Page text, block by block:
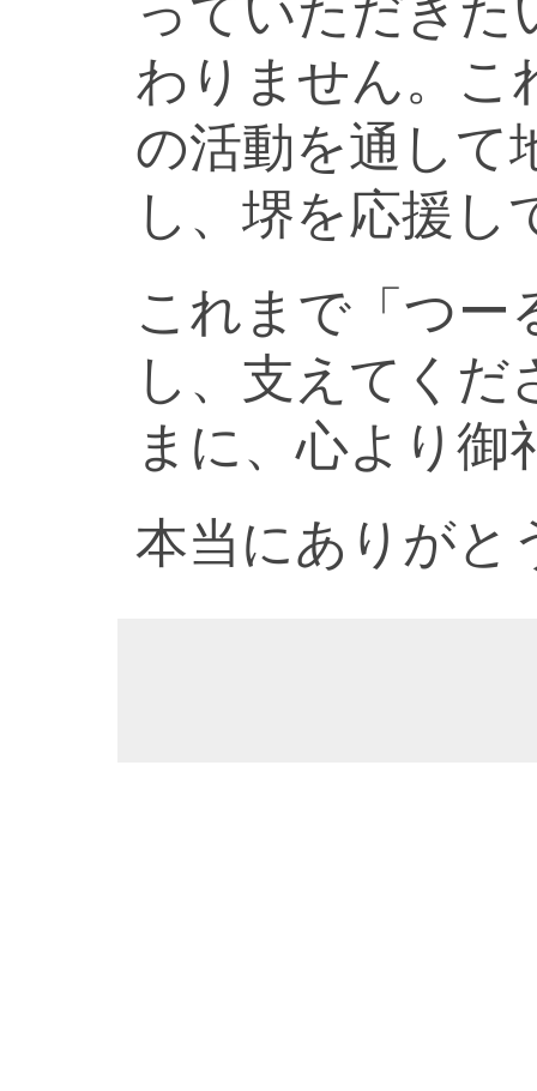
っていただきた
わりません。こ
の活動を通して
し、堺を応援し
これまで「つー
し、支えてく
まに、心より御
本当にありがと